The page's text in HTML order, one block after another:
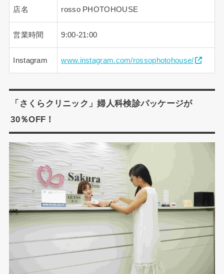
店名 rosso PHOTOHOUSE
営業時間 9:00-21:00
Instagram www.instagram.com/rossophotohouse/
「さくらクリニック」婦人科検診パッケージが
30％OFF！